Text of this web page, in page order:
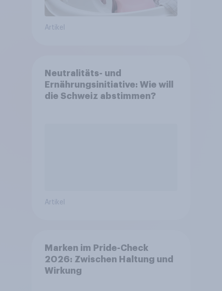
Artikel
Neutralitäts- und
Ernährungsinitiative: Wie will
die Schweiz abstimmen?
Artikel
Marken im Pride-Check
2026: Zwischen Haltung und
Wirkung